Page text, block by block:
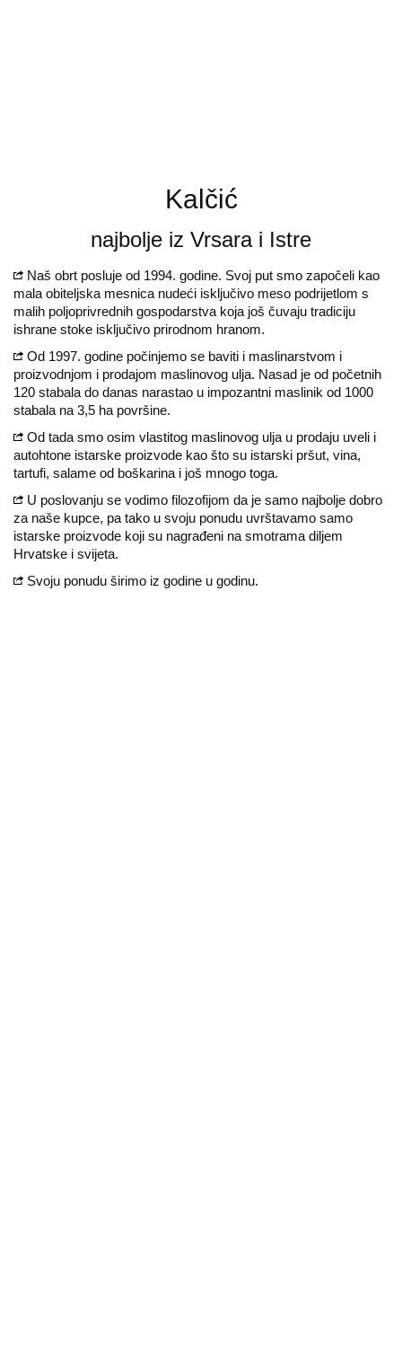
Kalčić
najbolje iz Vrsara i Istre
Naš obrt posluje od 1994. godine. Svoj put smo započeli kao
mala obiteljska mesnica nudeći isključivo meso podrijetlom s
malih poljoprivrednih gospodarstva koja još čuvaju tradiciju
ishrane stoke isključivo prirodnom hranom.
Od 1997. godine počinjemo se baviti i maslinarstvom i
proizvodnjom i prodajom maslinovog ulja. Nasad je od početnih
120 stabala do danas narastao u impozantni maslinik od 1000
stabala na 3,5 ha površine.
Od tada smo osim vlastitog maslinovog ulja u prodaju uveli i
autohtone istarske proizvode kao što su istarski pršut, vina,
tartufi, salame od boškarina i još mnogo toga.
U poslovanju se vodimo filozofijom da je samo najbolje dobro
za naše kupce, pa tako u svoju ponudu uvrštavamo samo
istarske proizvode koji su nagrađeni na smotrama diljem
Hrvatske i svijeta.
Svoju ponudu širimo iz godine u godinu.